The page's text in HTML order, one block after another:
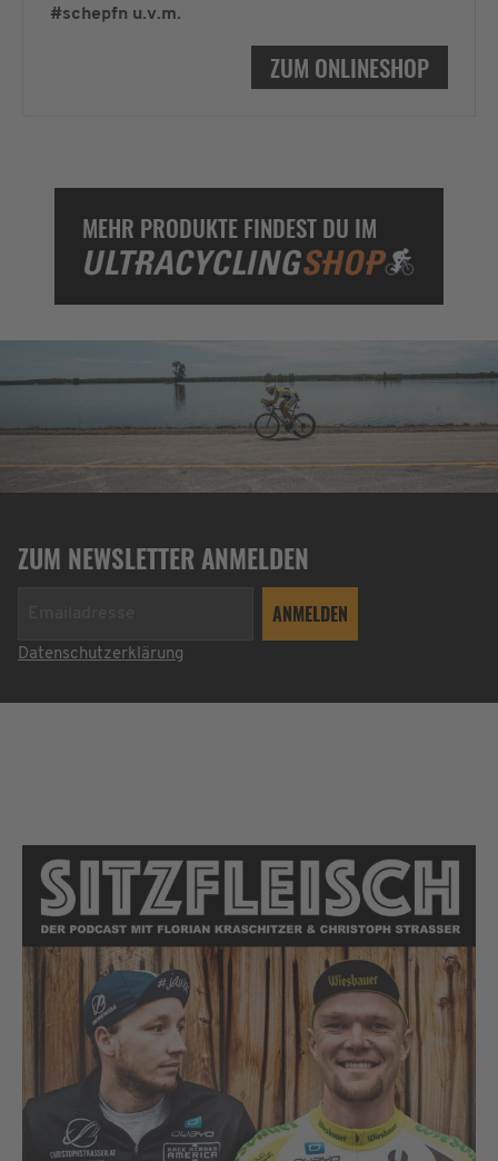
#schepfn u.v.m.
ZUM ONLINESHOP
MEHR PRODUKTE FINDEST DU IM
ZUM NEWSLETTER ANMELDEN
Datenschutzerklärung